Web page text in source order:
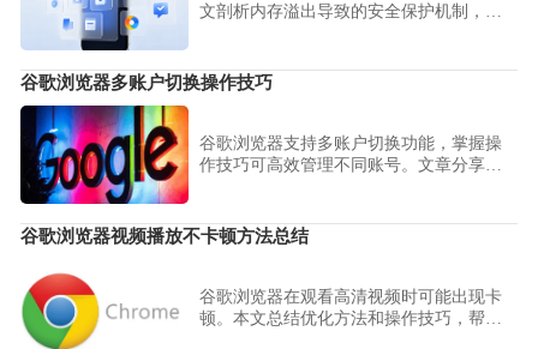
文剖析内存溢出导致的安全保护机制，建
稳定性。
谷歌浏览器多账户切换操作技巧
谷歌浏览器支持多账户切换功能，掌握操
作技巧可高效管理不同账号。文章分享设
谷歌浏览器视频播放不卡顿方法总结
谷歌浏览器在观看高清视频时可能出现卡
顿。本文总结优化方法和操作技巧，帮助